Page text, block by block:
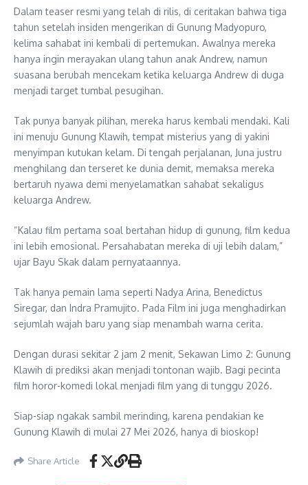
Dalam teaser resmi yang telah di rilis, di ceritakan bahwa tiga
tahun setelah insiden mengerikan di Gunung Madyopuro,
kelima sahabat ini kembali di pertemukan. Awalnya mereka
hanya ingin merayakan ulang tahun anak Andrew, namun
suasana berubah mencekam ketika keluarga Andrew di duga
menjadi target tumbal pesugihan.
Tak punya banyak pilihan, mereka harus kembali mendaki. Kali
ini menuju Gunung Klawih, tempat misterius yang di yakini
menyimpan kutukan kelam. Di tengah perjalanan, Juna justru
menghilang dan terseret ke dunia demit, memaksa mereka
bertaruh nyawa demi menyelamatkan sahabat sekaligus
keluarga Andrew.
“Kalau film pertama soal bertahan hidup di gunung, film kedua
ini lebih emosional. Persahabatan mereka di uji lebih dalam,”
ujar Bayu Skak dalam pernyataannya.
Tak hanya pemain lama seperti Nadya Arina, Benedictus
Siregar, dan Indra Pramujito. Pada Film ini juga menghadirkan
sejumlah wajah baru yang siap menambah warna cerita.
Dengan durasi sekitar 2 jam 2 menit, Sekawan Limo 2: Gunung
Klawih di prediksi akan menjadi tontonan wajib. Bagi pecinta
film horor-komedi lokal menjadi film yang di tunggu 2026.
Siap-siap ngakak sambil merinding, karena pendakian ke
Gunung Klawih di mulai 27 Mei 2026, hanya di bioskop!
Share Article